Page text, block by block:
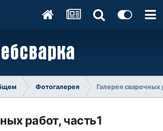
Фотогалерея Галерея сварочных
работ, часть1